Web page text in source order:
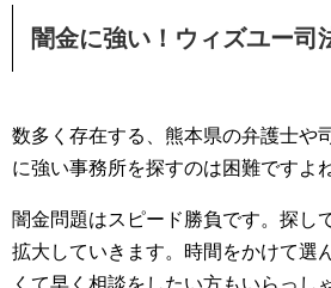
闇金に強い！ウィズユー司
数多く存在する、熊本県の弁護士や
に強い事務所を探すのは困難ですよね
闇金問題はスピード勝負です。探し
拡大していきます。時間をかけて選
くて早く相談をしたい方もいらっし